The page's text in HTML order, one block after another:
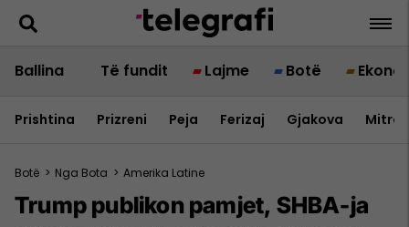
Ballina Të fundit Lajme Botë
Prishtina Prizreni Peja Ferizaj Gjakova
Botë > Nga Bota > Amerika Latine
Trump publikon pamjet, SHBA-ja